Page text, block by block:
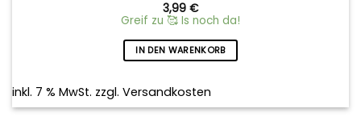
3,99 €
Greif zu 🥰 Is noch da!
IN DEN WARENKORB
inkl. 7 % MwSt. zzgl. Versandkosten